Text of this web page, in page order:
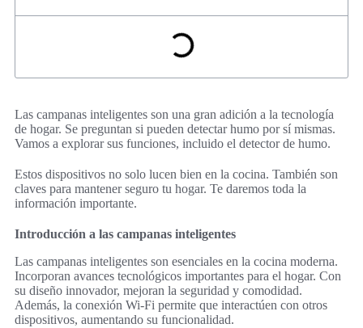
Las campanas inteligentes son una gran adición a la tecnología
de hogar. Se preguntan si pueden detectar humo por sí mismas.
Vamos a explorar sus funciones, incluido el detector de humo.
Estos dispositivos no solo lucen bien en la cocina. También son
claves para mantener seguro tu hogar. Te daremos toda la
información importante.
Introducción a las campanas inteligentes
Las campanas inteligentes son esenciales en la cocina moderna.
Incorporan avances tecnológicos importantes para el hogar. Con
su diseño innovador, mejoran la seguridad y comodidad.
Además, la conexión Wi-Fi permite que interactúen con otros
dispositivos, aumentando su funcionalidad.